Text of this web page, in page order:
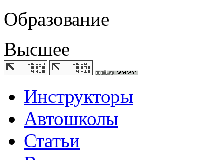
Образование
Высшее
Инструкторы
Автошколы
Статьи